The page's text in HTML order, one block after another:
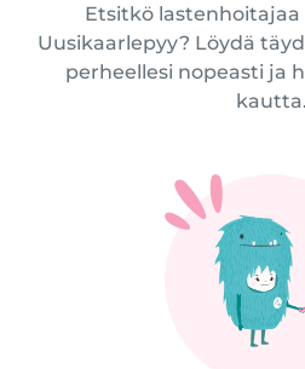
Etsitkö
Uusikaarlepyy? Löydä
perheellesi nopeasti ja
kautta.